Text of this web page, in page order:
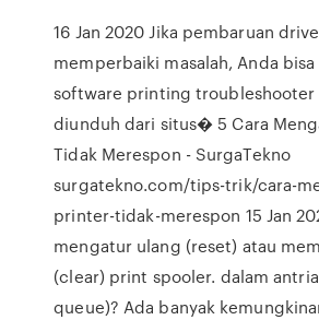
16 Jan 2020 Jika pembaruan
memperbaiki masalah, Anda
software printing troubleshooter
diunduh dari situs� 5 Cara
Tidak Merespon - SurgaTekno
surgatekno.com/tips-trik/cara-
printer-tidak-merespon 15 Jan
mengatur ulang (reset) atau
(clear) print spooler. dalam
queue)? Ada banyak